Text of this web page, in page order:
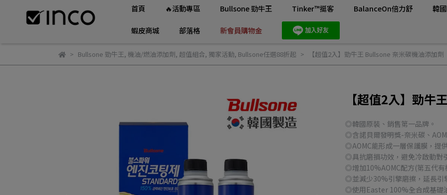
首頁 🔥活動專區 Bullsone 勁牛王 Tinker™挺客 BalanceOn倍力舒 韓
蝦皮商城 部落格 新會員購物金
Bullsone 勁牛王, 機油/燃油添加劑, 超值組合, 獨家活動, Bullsone任選88折起 【超值2入】勁牛王 Bullsone 奈米碳機油添加劑
【超值2入】勁
◎韓國原裝、銷售第一品牌。
◎含諾貝爾發明獎-奈米碳、
◎AOMC能形成一層保護膜，提
◎具抗磨損功效，避免冷啟動對
◎增加10%AOMC配方(第五代
◎並減少30%引擎磨擦，延長引
◎使用Easter 100%全合成基礎